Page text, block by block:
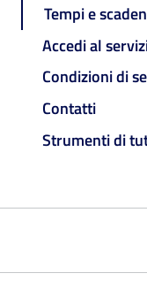
Tempi e
Accedi al
Condizioni di
Contatti
Strumenti di